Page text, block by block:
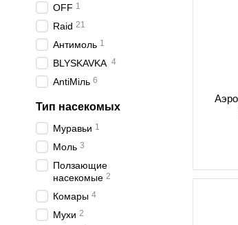
OFF 1
Raid 21
Антимоль 1
BLYSKAVKA 4
AntiМіль 6
Тип насекомых
Муравьи 1
Моль 3
Ползающие
насекомые 2
Комары 4
Мухи 2